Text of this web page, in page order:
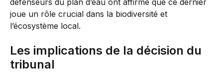
défenseurs du plan d’eau ont affirmé que ce dernier
joue un rôle crucial dans la biodiversité et
l’écosystème local.
Les implications de la décision du
tribunal